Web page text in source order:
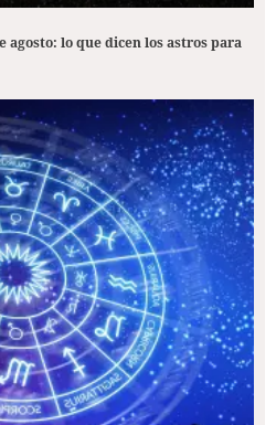
agosto: lo que dicen los astros para